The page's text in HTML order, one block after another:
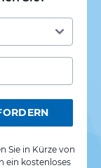
Sie in Kürze von
ein kostenloses